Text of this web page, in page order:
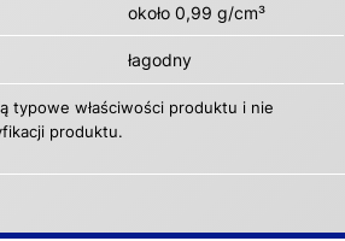
około 0,99 g/cm³
łagodny
typowe właściwości produktu i nie
produktu.